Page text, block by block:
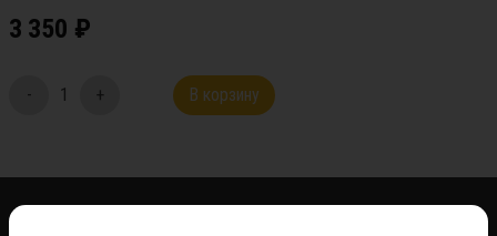
3 350 ₽
- 1 + В корзину